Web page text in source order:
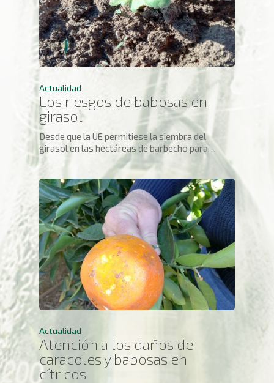
Actualidad
Los riesgos de babosas en
girasol
Desde que la UE permitiese la siembra del
girasol en las hectáreas de barbecho para…
Actualidad
Atención a los daños de
caracoles y babosas en
cítricos